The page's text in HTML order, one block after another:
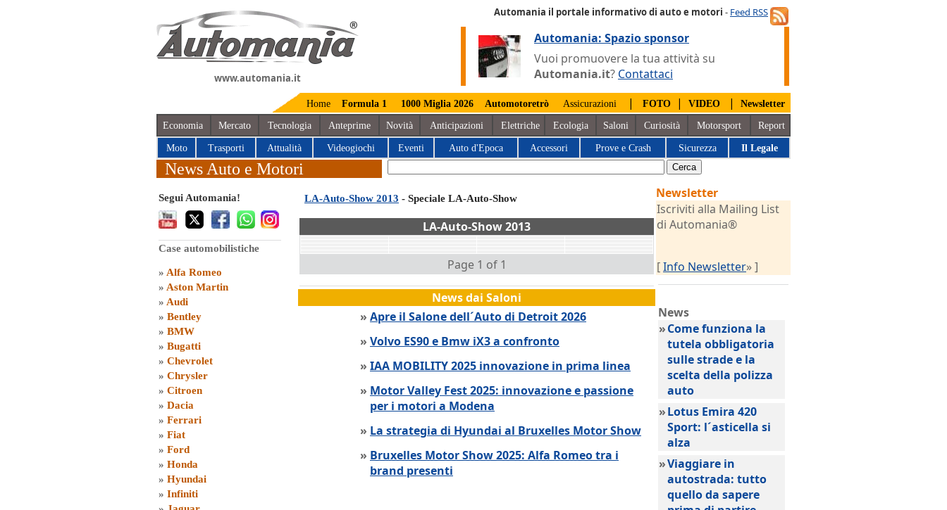
www.automania.it
Automania il portale informativo di auto e motori - Feed RSS
Automania: Spazio sponsor
Vuoi promuovere la tua attività su
Automania.it? Contattaci
Home Formula 1 1000 Miglia 2026 Automotoretrò Assicurazioni | FOTO | VIDEO | Newsletter
Economia Mercato Tecnologia Anteprime Novità Anticipazioni Elettriche Ecologia Saloni Curiosità Motorsport Report
Moto Trasporti Attualità Videogiochi Eventi Auto d'Epoca Accessori Prove e Crash Sicurezza Il Legale
News Auto e Motori
Segui Automania!
Case automobilistiche
» Alfa Romeo
» Aston Martin
» Audi
» Bentley
» BMW
» Bugatti
» Chevrolet
» Chrysler
» Citroen
» Dacia
» Ferrari
» Fiat
» Ford
» Honda
» Hyundai
» Infiniti
LA-Auto-Show 2013 - Speciale LA-Auto-Show
LA-Auto-Show 2013
Page 1 of 1
News dai Saloni
» Apre il Salone dell´Auto di Detroit 2026
» Volvo ES90 e Bmw iX3 a confronto
» IAA MOBILITY 2025 innovazione in prima linea
» Motor Valley Fest 2025: innovazione e passione
per i motori a Modena
» La strategia di Hyundai al Bruxelles Motor Show
» Bruxelles Motor Show 2025: Alfa Romeo tra i
brand presenti
Newsletter
Iscriviti alla Mailing List
di Automania®
[Info Newsletter» ]
News
»Come funziona la
tutela obbligatoria
sulle strade e la
scelta della polizza
auto
»Lotus Emira 420
Sport: l´asticella si
alza
»Viaggiare in
autostrada: tutto
quello da sapere